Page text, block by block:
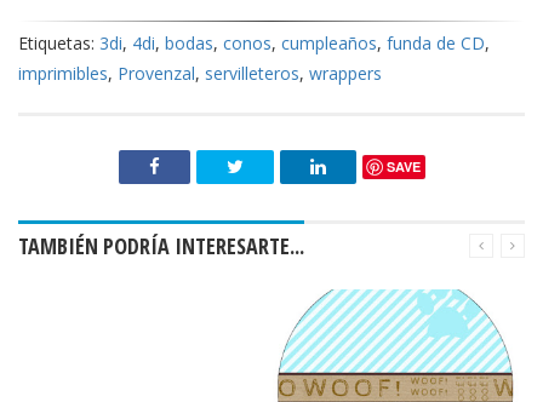
Etiquetas: 3di, 4di, bodas, conos, cumpleaños, funda de CD,
imprimibles, Provenzal, servilleteros, wrappers
SAVE
TAMBIÉN PODRÍA INTERESARTE...